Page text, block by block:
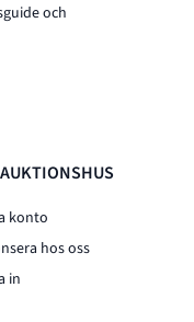
och
konto
hos oss
in